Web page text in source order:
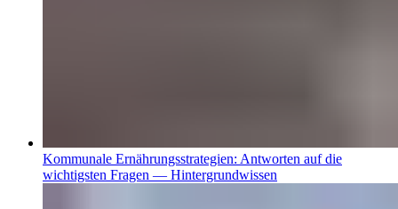
Kommunale Ernährungsstrategien: Antworten auf die
wichtigsten Fragen — Hintergrundwissen